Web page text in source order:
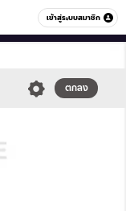
เข้าสู่ระบบสมาชิก
หมวดอื่นๆ
ตกลง